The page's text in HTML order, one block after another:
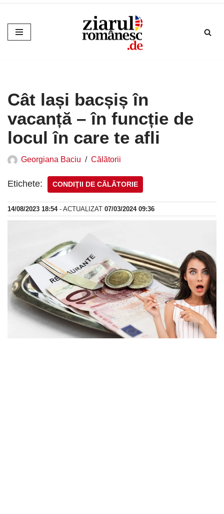
Sari
la
Cât lași bacșiș în
vacanță – în funcție de
locul în care te afli
Georgiana Baciu Călătorii
Etichete: CONDIŢII DE CĂLĂTORIE
14/08/2023 18:54- ACTUALIZAT 07/03/2024 09:36